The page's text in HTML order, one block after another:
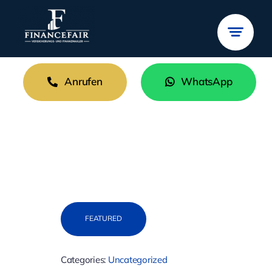
springen
Anrufen WhatsApp
FEATURED
Categories: Uncategorized